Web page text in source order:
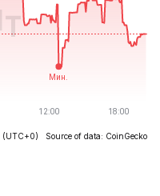
(UTC+0) Source of data: CoinGecko